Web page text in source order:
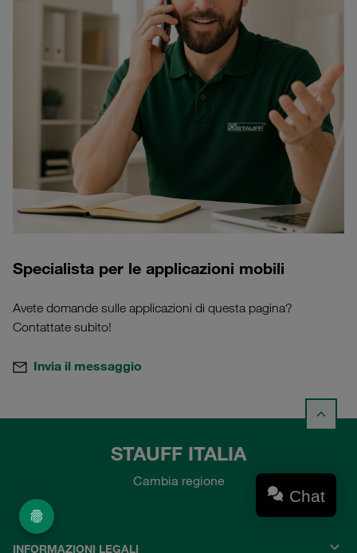
Specialista per le applicazioni mobili
Avete domande sulle applicazioni di questa pagina?
Contattate subito!
Invia il messaggio
STAUFF ITALIA
Cambia regione
INFORMAZIONI LEGALI
Chat